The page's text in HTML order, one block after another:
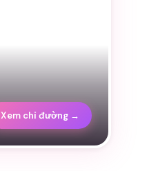
Xem chỉ đường →